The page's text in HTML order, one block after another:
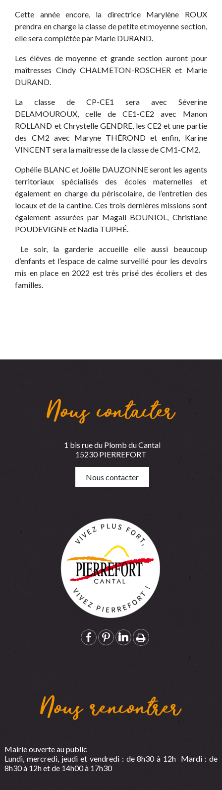
Cette année encore, la directrice Marylène ROUX
prendra en charge la classe de petite et moyenne section,
elle sera complétée par Marie DURAND.
Les élèves de moyenne et grande section auront pour
maîtresses Cindy CHALMETON-ROSCHER et Marie
DURAND.
La classe de CP-CE1 sera avec Séverine
DELAMOUROUX, celle de CE1-CE2 avec Manon
ROLLAND et Chrystelle GENDRE, les CE2 et une partie
des CM2 avec Maryne THÉROND et enfin, Karine
VINCENT sera la maîtresse de la classe de CM1-CM2.
Ophélie BLANC et Joëlle DAUZONNE seront les agents
territoriaux spécialisés des écoles maternelles et
également en charge du périscolaire, de l’entretien des
locaux et de la cantine. Ces trois dernières missions sont
également assurées par Magali BOUNIOL, Christiane
POUDEVIGNE et Nadia TUPHÉ.
Le soir, la garderie accueille elle aussi beaucoup
d’enfants et l’espace de calme surveillé pour les devoirs
mis en place en 2022 est très prisé des écoliers et des
familles.
Nous contacter
1 bis rue du Plomb du Cantal
15230 PIERREFORT
Nous contacter
Nous rencontrer
Mairie ouverte au public
Lundi, mercredi, jeudi et vendredi : de 8h30 à 12h Mardi : de
8h30 à 12h et de 14h00 à 17h30